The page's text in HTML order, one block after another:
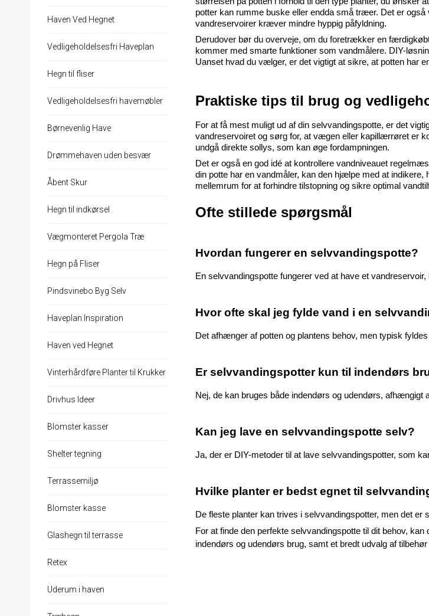
Haven Ved Hegnet
Vedligeholdelsesfri Haveplan
Hegn til fliser
Vedligeholdelsesfri havemøbler
Børnevenlig Have
Drømmehaven uden besvær
Åbent Skur
Hegn til indkørsel
Vægmonteret Pergola Træ
Hegn på Fliser
Pindsvinebo Byg Selv
Haveplan Inspiration
Haven ved Hegnet
Vinterhårdføre Planter til Krukker
Drivhus Ideer
Blomster kasser
Shelter tegning
Terrassemiljø
Blomster kasse
Glashegn til terrasse
Retex
Uderum i haven
potter kan rumme buske eller endda små træer. Det er
vandreservoirer kræver mindre hyppig påfyldning.
Derudover bør du overveje, om du foretrækker en
kommer med smarte funktioner som vandmålere. DIY-
Uanset hvad du vælger, er det vigtigt at sikre, at potten har
Praktiske tips til brug og
For at få mest muligt ud af din selvvandingspotte, er det
vandreservoiret og sørg for, at vægen eller kapillærrøret er
undgå direkte sollys, som kan øge fordampningen.
Det er også en god idé at kontrollere vandniveauet
din potte har en vandmåler, kan den hjælpe med at
mellemrum for at forhindre tilstopning og sikre optimal
Ofte stillede spørgsmål
Hvordan fungerer en selvvandingspotte?
En selvvandingspotte fungerer ved at have et
Hvor ofte skal jeg fylde vand i en
Det afhænger af potten og plantens behov, men typisk
Er selvvandingspotter kun til indendørs
Nej, de kan bruges både indendørs og udendørs, afhængigt
Kan jeg lave en selvvandingspotte selv?
Ja, der er DIY-metoder til at lave selvvandingspotter, som
Hvilke planter er bedst egnet til
De fleste planter kan trives i selvvandingspotter, men det
For at finde den perfekte selvvandingspotte til dit behov,
indendørs og udendørs brug, samt et bredt udvalg af